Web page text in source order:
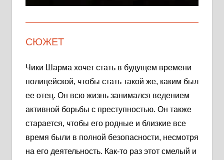
СЮЖЕТ
Чики Шарма хочет стать в будущем времени
полицейской, чтобы стать такой же, каким был
ее отец. Он всю жизнь занимался ведением
активной борьбы с преступностью. Он также
старается, чтобы его родные и близкие все
время были в полной безопасности, несмотря
на его деятельность. Как-то раз этот смелый и